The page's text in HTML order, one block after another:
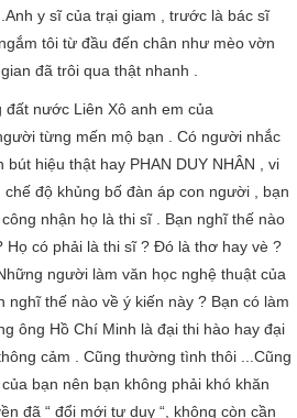
y sĩ của trại giam , trước là bác sĩ
tôi từ đầu đến chân như mèo vờn
đã trôi qua thật nhanh .
đất nước Liên Xô anh em của
từng mến mộ bạn . Có người nhắc
hiệu thật hay PHAN DUY NHÂN , vi
độ khủng bố đàn áp con người , bạn
nhận họ là thi sĩ . Bạn nghĩ thế nào
có phải là thi sĩ ? Đó là thơ hay vè ?
người làm văn học nghệ thuật của
thế nào về ý kiến này ? Bạn có làm
ông Hồ Chí Minh là đại thi hào hay đại
cảm . Cũng thường tình thôi ...Cũng
bạn nên bạn không phải khó khăn
đã “ đổi mới tư duy “, không còn cần